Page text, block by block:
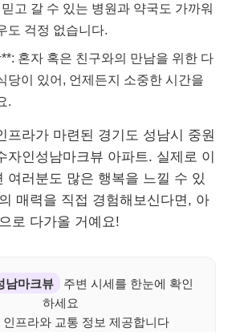
고 갈 수 있는 병원과 약국도 가까워
도 걱정 없습니다.
혼자 혹은 친구와의 만남을 위한 다
당이 있어, 언제든지 소중한 시간을
.
프라가 마련된 경기도 성남시 중원
자인성남마크뷰 아파트. 실제로 이
여러분도 많은 행복을 느낄 수 있
매력을 직접 경험해보신다면, 아
로 다가올 거예요!
남마크뷰
주변 시세를 한눈에 확인
하세요
인프라와 교통 정보 제공합니다